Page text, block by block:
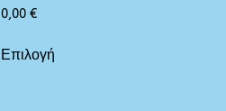
0,00€
Επιλογή